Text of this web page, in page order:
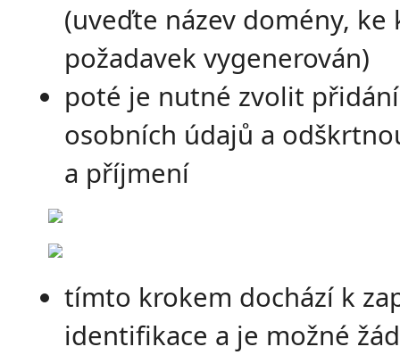
(uveďte název domény, ke
požadavek vygenerován)
poté je nutné zvolit přidání
osobních údajů a
a příjmení
tímto krokem dochází k
identifikace a je možné